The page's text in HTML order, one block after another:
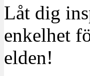
Låt dig
enkelhet
elden!